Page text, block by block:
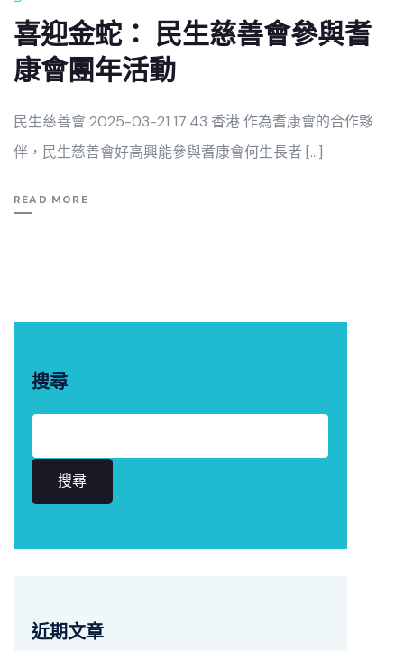
喜迎金蛇： 民生慈善會參與耆
康會團年活動
民生慈善會 2025-03-21 17:43 香港 作為耆康會的合作夥
伴，民生慈善會好高興能參與耆康會何生長者 […]
READ MORE
搜尋
搜尋
近期文章